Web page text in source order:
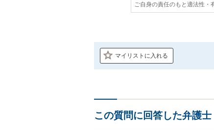
ご自身の責任のもと適法性・
マイリストに入れる
この質問に回答した弁護士